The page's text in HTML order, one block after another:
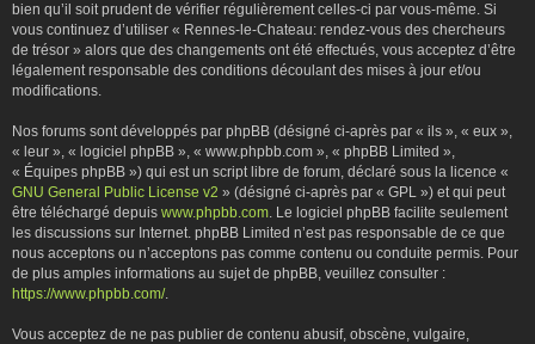
bien qu’il soit prudent de vérifier régulièrement celles-ci par vous-même. Si
vous continuez d’utiliser « Rennes-le-Chateau: rendez-vous des chercheurs
de trésor » alors que des changements ont été effectués, vous acceptez d’être
légalement responsable des conditions découlant des mises à jour et/ou
modifications.
Nos forums sont développés par phpBB (désigné ci-après par « ils », « eux »,
« leur », « logiciel phpBB », « www.phpbb.com », « phpBB Limited »,
« Équipes phpBB ») qui est un script libre de forum, déclaré sous la licence «
GNU General Public License v2 » (désigné ci-après par « GPL ») et qui peut
être téléchargé depuis www.phpbb.com. Le logiciel phpBB facilite seulement
les discussions sur Internet. phpBB Limited n’est pas responsable de ce que
nous acceptons ou n’acceptons pas comme contenu ou conduite permis. Pour
de plus amples informations au sujet de phpBB, veuillez consulter :
https://www.phpbb.com/.
Vous acceptez de ne pas publier de contenu abusif, obscène, vulgaire,